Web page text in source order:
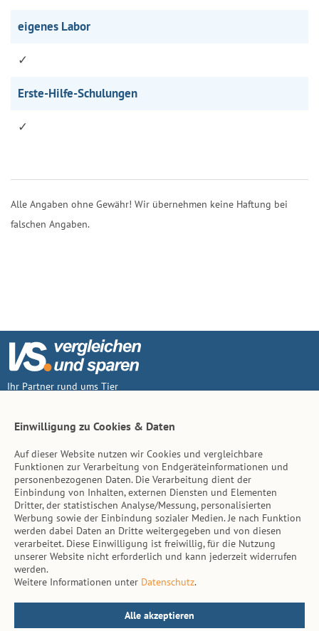
eigenes Labor
✓
Erste-Hilfe-Schulungen
✓
Alle Angaben ohne Gewähr! Wir übernehmen keine Haftung bei
falschen Angaben.
Ihr Partner rund ums Tier
Inhalt
Tierarzt-Suche
Hinweise
AGB
Impressum
Datenschutz
Kontakt
Einwilligung zu Cookies & Daten
Auf dieser Website nutzen wir Cookies und vergleichbare
Funktionen zur Verarbeitung von Endgeräteinformationen und
personenbezogenen Daten. Die Verarbeitung dient der
Einbindung von Inhalten, externen Diensten und Elementen
Dritter, der statistischen Analyse/Messung, personalisierten
Werbung sowie der Einbindung sozialer Medien. Je nach Funktion
werden dabei Daten an Dritte weitergegeben und von diesen
verarbeitet. Diese Einwilligung ist freiwillig, für die Nutzung
unserer Website nicht erforderlich und kann jederzeit widerrufen
werden.
Weitere Informationen unter Datenschutz.
Alle akzeptieren